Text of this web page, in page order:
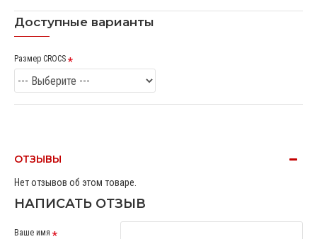
Доступные варианты
Размер CROCS
ОТЗЫВЫ
Нет отзывов об этом товаре.
НАПИСАТЬ ОТЗЫВ
Ваше имя